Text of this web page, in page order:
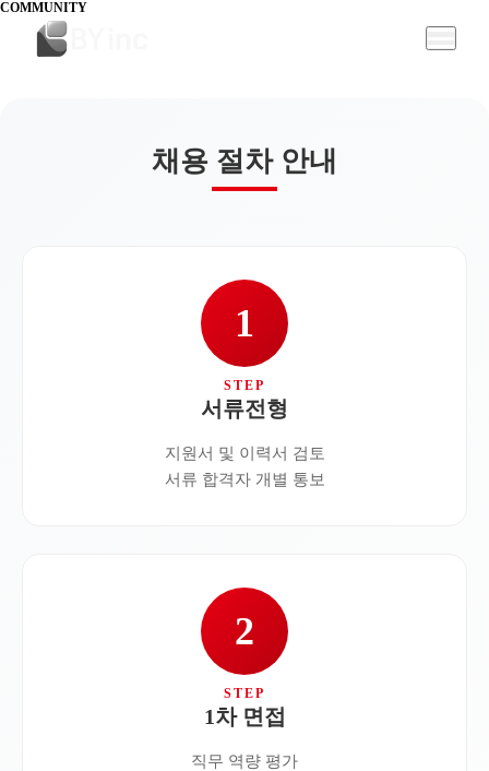
COMMUNITY
채용 절차 안내
1
서류전형
지원서 및 이력서 검토
서류 합격자 개별 통보
2
1차 면접
직무 역량 평가